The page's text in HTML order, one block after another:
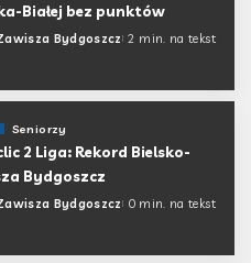
Białej bez punktów
Bydgoszcz 2 min. na tekst
Seniorzy
2 Liga: Rekord Bielsko-
Bydgoszcz
Bydgoszcz 0 min. na tekst